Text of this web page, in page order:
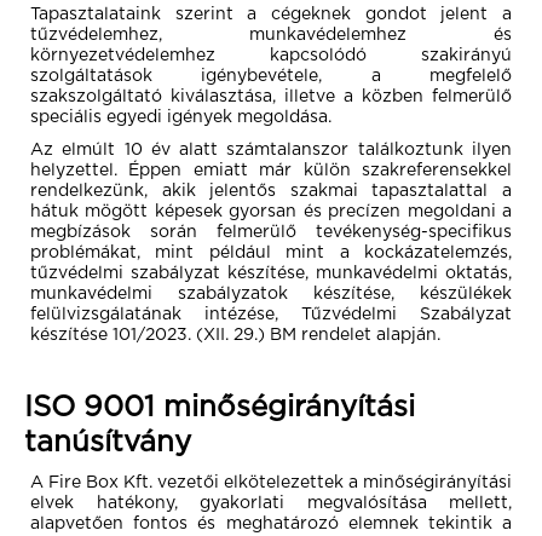
Tapasztalataink szerint a cégeknek gondot jelent a
tűzvédelemhez, munkavédelemhez és
környezetvédelemhez kapcsolódó szakirányú
szolgáltatások igénybevétele, a megfelelő
szakszolgáltató kiválasztása, illetve a közben felmerülő
speciális egyedi igények megoldása.
Az elmúlt 10 év alatt számtalanszor találkoztunk ilyen
helyzettel. Éppen emiatt már külön szakreferensekkel
rendelkezünk, akik jelentős szakmai tapasztalattal a
hátuk mögött képesek gyorsan és precízen megoldani a
megbízások során felmerülő tevékenység-specifikus
problémákat, mint például mint a kockázatelemzés,
tűzvédelmi szabályzat készítése, munkavédelmi oktatás,
munkavédelmi szabályzatok készítése, készülékek
felülvizsgálatának intézése, Tűzvédelmi Szabályzat
készítése 101/2023. (XII. 29.) BM rendelet alapján.
ISO 9001 minőségirányítási
tanúsítvány
A Fire Box Kft. vezetői elkötelezettek a minőségirányítási
elvek hatékony, gyakorlati megvalósítása mellett,
alapvetően fontos és meghatározó elemnek tekintik a